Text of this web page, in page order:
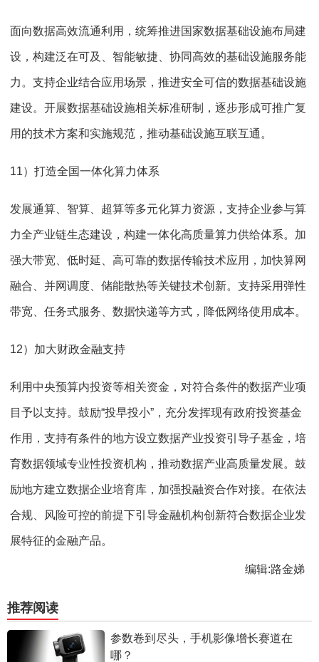
面向数据高效流通利用，统筹推进国家数据基础设施布局建
设，构建泛在可及、智能敏捷、协同高效的基础设施服务能
力。支持企业结合应用场景，推进安全可信的数据基础设施
建设。开展数据基础设施相关标准研制，逐步形成可推广复
用的技术方案和实施规范，推动基础设施互联互通。
11）打造全国一体化算力体系
发展通算、智算、超算等多元化算力资源，支持企业参与算
力全产业链生态建设，构建一体化高质量算力供给体系。加
强大带宽、低时延、高可靠的数据传输技术应用，加快算网
融合、并网调度、储能散热等关键技术创新。支持采用弹性
带宽、任务式服务、数据快递等方式，降低网络使用成本。
12）加大财政金融支持
利用中央预算内投资等相关资金，对符合条件的数据产业项
目予以支持。鼓励“投早投小”，充分发挥现有政府投资基金
作用，支持有条件的地方设立数据产业投资引导子基金，培
育数据领域专业性投资机构，推动数据产业高质量发展。鼓
励地方建立数据企业培育库，加强投融资合作对接。在依法
合规、风险可控的前提下引导金融机构创新符合数据企业发
展特征的金融产品。
编辑:路金娣
推荐阅读
参数卷到尽头，手机影像增长赛道在
哪？